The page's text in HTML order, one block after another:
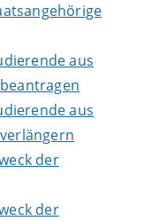
aus
aus
der
der